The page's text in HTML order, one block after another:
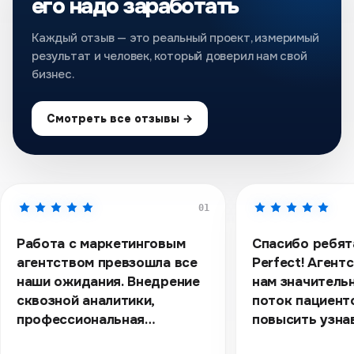
его надо заработать
Каждый отзыв — это реальный проект, измеримый
результат и человек, который доверил нам свой
бизнес.
Смотреть все отзывы →
01
Работа с маркетинговым
агентством превзошла все
наши ожидания. Внедрение
сквозной аналитики,
профессиональная
Спасибо
Perfect!
нам
поток
повысить